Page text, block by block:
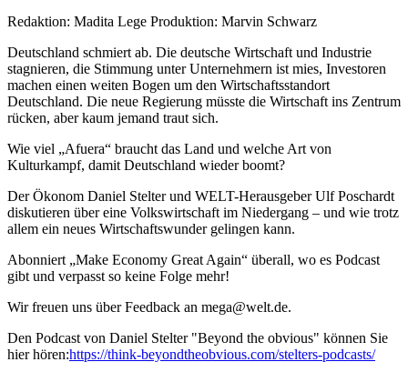
Redaktion: Madita Lege Produktion: Marvin Schwarz
Deutschland schmiert ab. Die deutsche Wirtschaft und Industrie
stagnieren, die Stimmung unter Unternehmern ist mies, Investoren
machen einen weiten Bogen um den Wirtschaftsstandort
Deutschland. Die neue Regierung müsste die Wirtschaft ins Zentrum
rücken, aber kaum jemand traut sich.
Wie viel „Afuera“ braucht das Land und welche Art von
Kulturkampf, damit Deutschland wieder boomt?
Der Ökonom Daniel Stelter und WELT-Herausgeber Ulf Poschardt
diskutieren über eine Volkswirtschaft im Niedergang – und wie trotz
allem ein neues Wirtschaftswunder gelingen kann.
Abonniert „Make Economy Great Again“ überall, wo es Podcast
gibt und verpasst so keine Folge mehr!
Wir freuen uns über Feedback an mega@welt.de.
Den Podcast von Daniel Stelter "Beyond the obvious" können Sie
hier hören:https://think-beyondtheobvious.com/stelters-podcasts/